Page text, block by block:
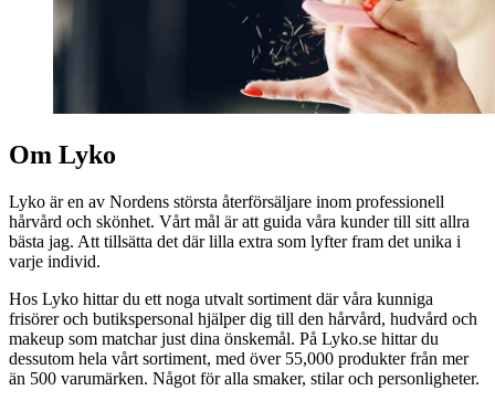
Om Lyko
Lyko är en av Nordens största återförsäljare inom professionell
hårvård och skönhet. Vårt mål är att guida våra kunder till sitt allra
bästa jag. Att tillsätta det där lilla extra som lyfter fram det unika i
varje individ.
Hos Lyko hittar du ett noga utvalt sortiment där våra kunniga
frisörer och butikspersonal hjälper dig till den hårvård, hudvård och
makeup som matchar just dina önskemål. På Lyko.se hittar du
dessutom hela vårt sortiment, med över 55,000 produkter från mer
än 500 varumärken. Något för alla smaker, stilar och personligheter.